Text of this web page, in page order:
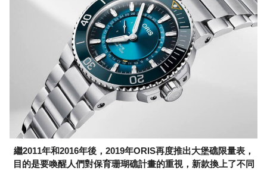
繼2011年和2016年後，2019年ORIS再度推出大堡礁限量表，
目的是要喚醒人們對保育珊瑚礁計畫的重視，新款換上了不同